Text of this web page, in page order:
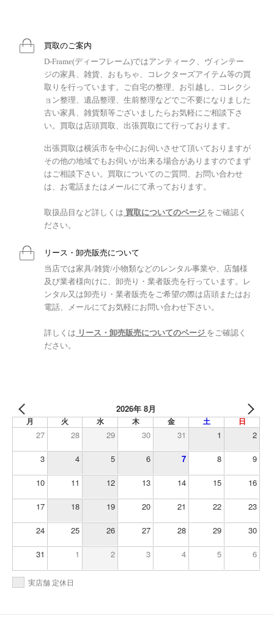
買取のご案内
D-Frame(ディーフレーム)ではアンティーク、ヴィンテー
ジの家具、雑貨、おもちゃ、コレクターズアイテム等の買
取りを行っています。ご自宅の整理、お引越し、コレクシ
ョン整理、遺品整理、生前整理などでご不要になりました
古い家具、雑貨類等ございましたらお気軽にご相談下さ
い。買取は店頭買取、出張買取にて行っております。
出張買取は横浜市を中心にお伺いさせて頂いておりますが
その他の地域でもお伺いが出来る場合がありますのでまず
はご相談下さい。買取についてのご質問、お問い合わせ
は、お電話またはメールにて承っております。
取扱品目など詳しくは 買取についてのページ をご確認く
ださい。
リース・卸売販売について
当店では家具/雑貨/小物類などのレンタル事業や、店舗様
及び業者様向けに、卸売り・業者販売を行っています。レ
ンタル又は卸売り・業者販売をご希望の際は店頭またはお
電話、メールにてお気軽にお問い合わせ下さい。
詳しくは リース・卸売販売についてのページ をご確認く
ださい。
2026年 8月
月 火 水 木 金 土 日
27 28 29 30 31 1 2
3 4 5 6 7 8 9
10 11 12 13 14 15 16
17 18 19 20 21 22 23
24 25 26 27 28 29 30
31 1 2 3 4 5 6
実店舗 定休日